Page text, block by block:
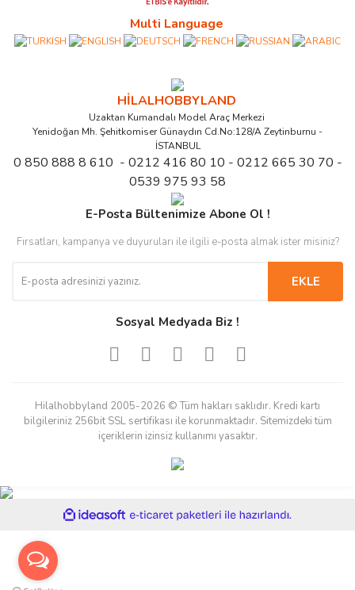
Multi Language
HİLALHOBBYLAND
Uzaktan Kumandalı Model Araç Merkezi
Yenidoğan Mh. Şehitkomiser Günaydın Cd.No:128/A Zeytinburnu -
İSTANBUL
0 850 888 8 610 - 0212 416 80 10 - 0212 665 30 70 -
0539 975 93 58
E-Posta Bültenimize Abone Ol !
Fırsatları, kampanya ve duyuruları ile ilgili e-posta almak ister misiniz?
EKLE
Sosyal Medyada Biz !
Hilalhobbyland 2005-2026 © Tüm hakları saklıdır. Kredi kartı
bilgileriniz 256bit SSL sertifikası ile korunmaktadır. Sitemizdeki tüm
içeriklerin izinsiz kullanımı yasaktır.
ideasoft
e-